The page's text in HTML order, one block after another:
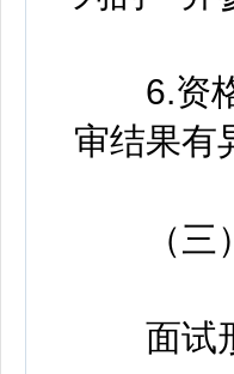
6.资格
审结果有
（三
面试形